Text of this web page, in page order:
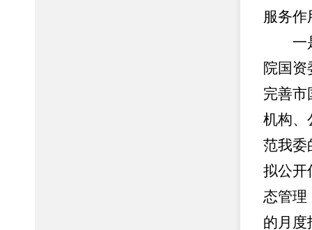
服务作
一是
院国
完善市
机构、
范我委
拟公开
态管理
的月度